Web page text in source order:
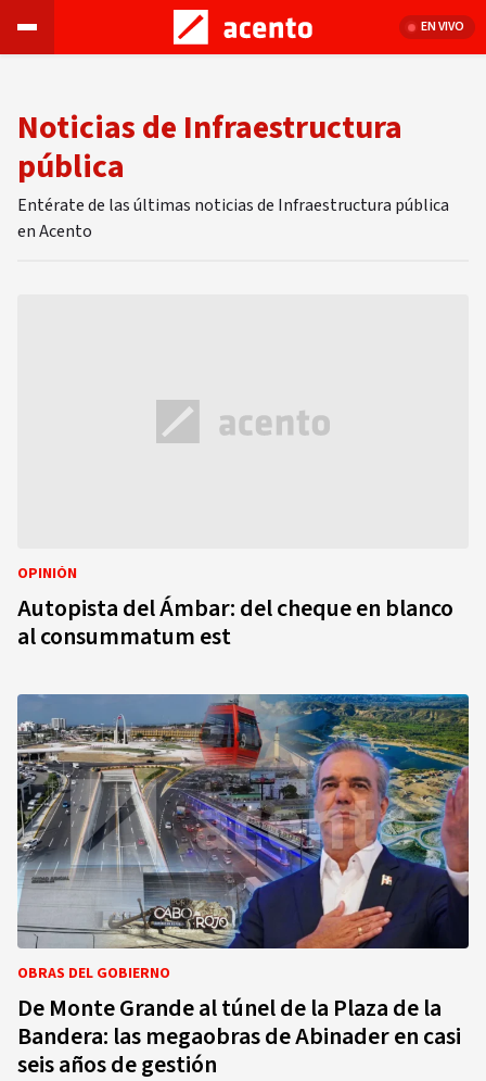
EN VIVO
Noticias de Infraestructura
pública
Entérate de las últimas noticias de Infraestructura pública
en Acento
OPINIÓN
Autopista del Ámbar: del cheque en blanco
al consummatum est
OBRAS DEL GOBIERNO
De Monte Grande al túnel de la Plaza de la
Bandera: las megaobras de Abinader en casi
seis años de gestión